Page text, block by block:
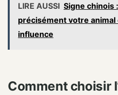
LIRE AUSSI Signe chinois
précisément votre
influence
Comment choisir